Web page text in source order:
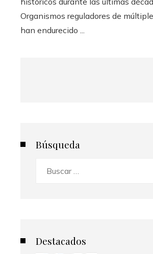
Organismos reguladores de
han endurecido ...
Búsqueda
Destacados